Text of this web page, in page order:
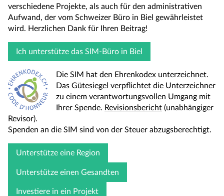
verschiedene Projekte, als auch für den administrativen
Aufwand, der vom Schweizer Büro in Biel gewährleistet
wird. Herzlichen Dank für Ihren Beitrag!
Ich unterstütze das SIM-Büro in Biel
Die SIM hat den Ehrenkodex unterzeichnet.
Das Gütesiegel verpflichtet die Unterzeichner
zu einem verantwortungsvollen Umgang mit
Ihrer Spende. Revisionsbericht (unabhängiger
Revisor).
Spenden an die SIM sind von der Steuer abzugsberechtigt.
Unterstütze eine Region
Unterstütze einen Gesandten
Investiere in ein Projekt